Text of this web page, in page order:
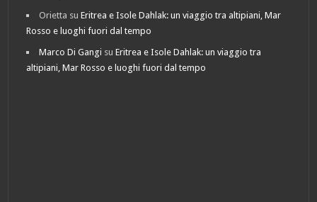
Orietta suEritrea e Isole Dahlak: un viaggio tra altipiani, Mar
Rosso e luoghi fuori dal tempo
Marco Di Gangi suEritrea e Isole Dahlak: un viaggio tra
altipiani, Mar Rosso e luoghi fuori dal tempo